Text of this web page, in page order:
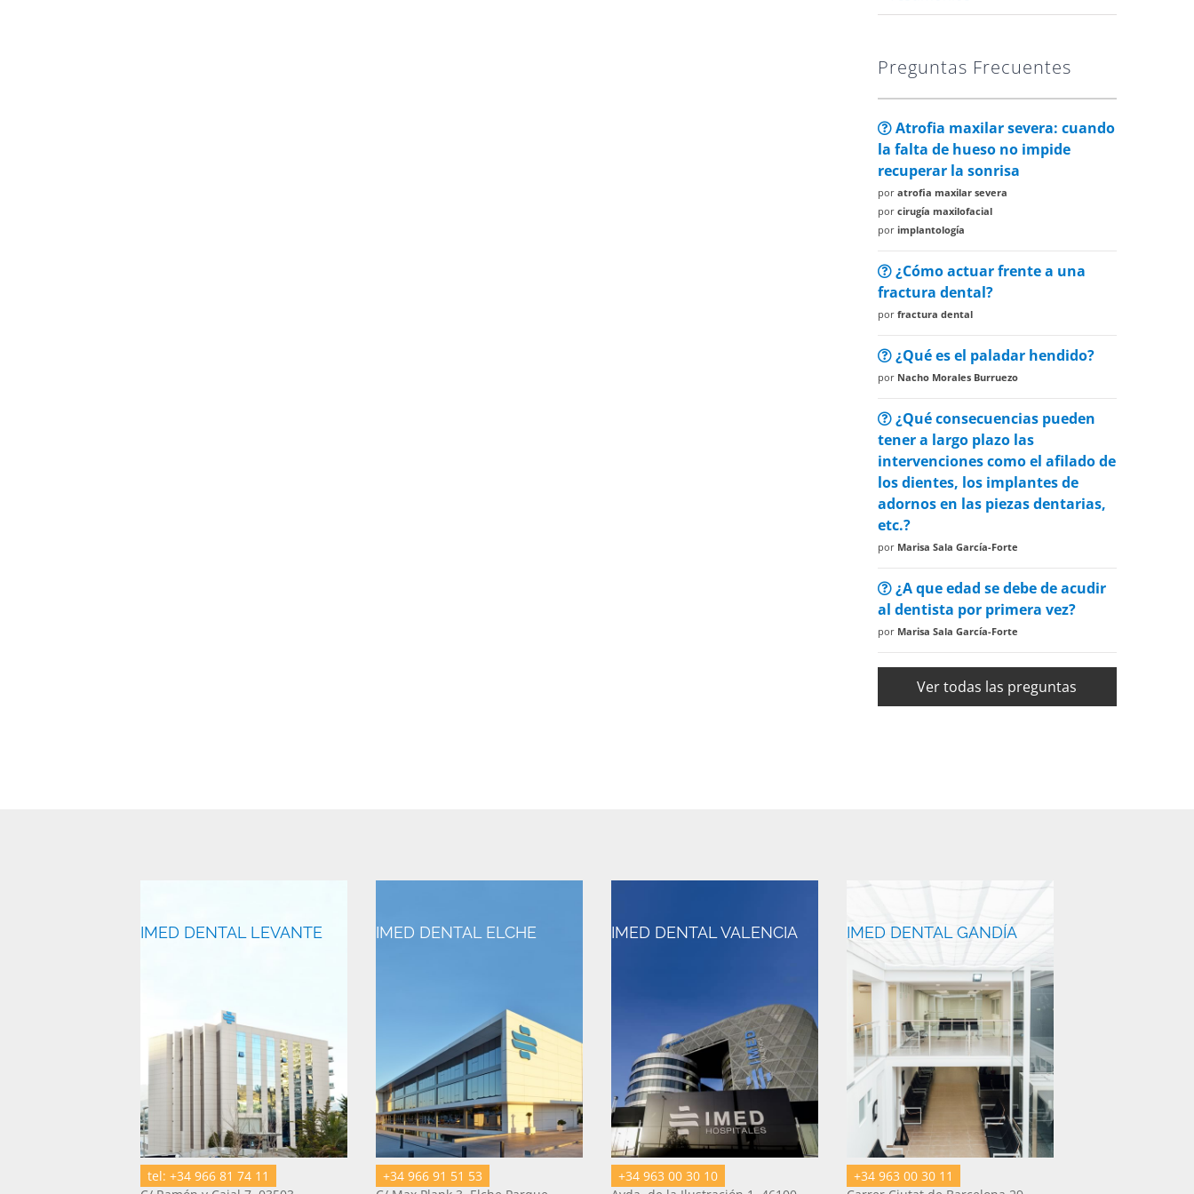
Preguntas Frecuentes
Atrofia maxilar severa: cuando
la falta de hueso no impide
recuperar la sonrisa
por atrofia maxilar severa
por cirugía maxilofacial
por implantología
¿Cómo actuar frente a una
fractura dental?
por fractura dental
¿Qué es el paladar hendido?
por Nacho Morales Burruezo
¿Qué consecuencias pueden
tener a largo plazo las
intervenciones como el afilado de
los dientes, los implantes de
adornos en las piezas dentarias,
etc.?
por Marisa Sala García-Forte
¿A que edad se debe de acudir
al dentista por primera vez?
por Marisa Sala García-Forte
Ver todas las preguntas
IMED DENTAL LEVANTE
tel: +34 966 81 74 11
IMED DENTAL ELCHE
+34 966 91 51 53
IMED DENTAL VALENCIA
+34 963 00 30 10
IMED DENTAL GANDÍA
+34 963 00 30 11